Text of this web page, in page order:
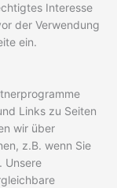
Interesse
der Verwendung
ein.
Links zu Seiten
wir über
z.B. wenn Sie
Unsere